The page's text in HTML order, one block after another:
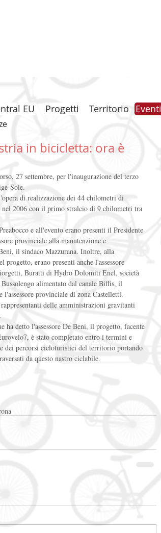
EU Progetti Territorio Eventi
in bicicletta: ora è
Sole.
di realizzazione dei 44 chilometri di
2006 con il primo stralcio di 9 chilometri tra
e all'evento erano presenti il Presidente
provinciale alla manutenzione e
il sindaco Mazzurana. Inoltre, alla
progetto, erano presenti anche l'assessore
Buratti di Hydro Dolomiti Enel, società
alimentato dal canale Biffis, il
provinciale di zona Castelletti.
delle amministrazioni gravitanti
ha detto l'assessore De Beni, il progetto, facente
è stato completato entro i termini e
dei percorsi cicloturistici del territorio portando
da questo nastro ciclabile.